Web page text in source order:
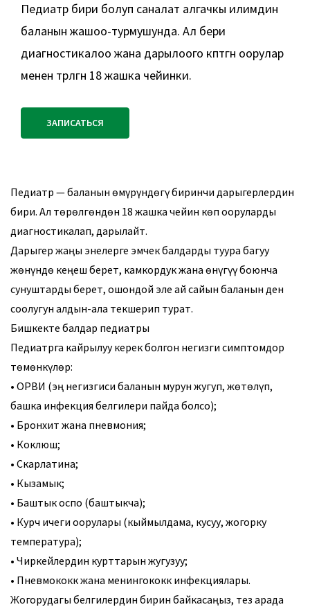
Педиатр бири болуп саналат алгачкы илимдин
баланын жашоо-турмушунда. Ал бери
диагностикалоо жана дарылоого көптөгөн оорулар
менен төрөлгөн 18 жашка чейинки.
ЗАПИСАТЬСЯ
Педиатр — баланын өмүрүндөгү биринчи дарыгерлердин
бири. Ал төрөлгөндөн 18 жашка чейин көп ооруларды
диагностикалап, дарылайт.
Дарыгер жаңы энелерге эмчек балдарды туура багуу
жөнүндө кеңеш берет, камкордук жана өнүгүү боюнча
сунуштарды берет, ошондой эле ай сайын баланын ден
соолугун алдын-ала текшерип турат.
Бишкекте балдар педиатры
Педиатрга кайрылуу керек болгон негизги симптомдор
төмөнкүлөр:
• ОРВИ (эң негизгиси баланын мурун жугуп, жөтөлүп,
башка инфекция белгилери пайда болсо);
• Бронхит жана пневмония;
• Коклюш;
• Скарлатина;
• Кызамык;
• Баштык оспо (баштыкча);
• Курч ичеги оорулары (кыймылдама, кусуу, жогорку
температура);
• Чиркейлердин курттарын жугузуу;
• Пневмококк жана менингококк инфекциялары.
Жогорудагы белгилердин бирин байкасаңыз, тез арада